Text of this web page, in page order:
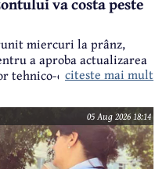
miercuri la prânz,
a aproba actualizarea
tehnico-economici și a
obiectiv
de Investiții ”Anghel
citeste mai mult
05 Aug 2026 18:14